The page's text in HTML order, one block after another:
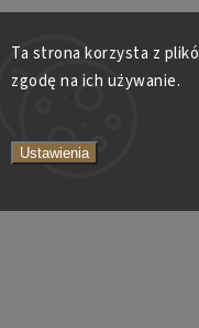
Ta strona korzysta z
zgodę na ich używanie.
Ustawienia